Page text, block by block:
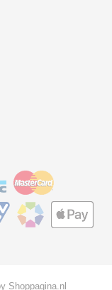
Shoppagina.nl